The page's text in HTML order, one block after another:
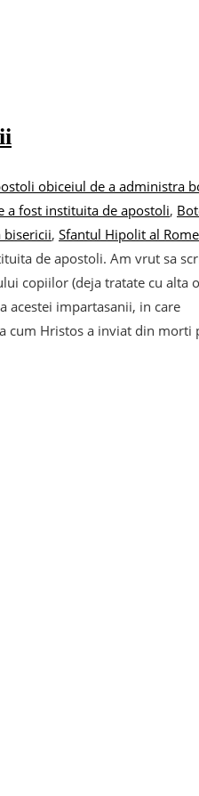
obiceiul de a administra
a fost instituita de apostoli,
bisericii, Sfantul Hipolit al
de apostoli. Am vrut sa
copiilor (deja tratate cu alta
acestei impartasanii, in care
cum Hristos a inviat din morti